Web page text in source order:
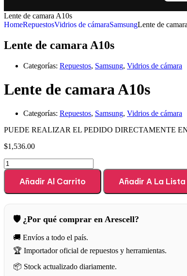
Lente de camara A10s
HomeRepuestosVidrios de cámaraSamsungLente de
Lente de camara A10s
Categorías: Repuestos, Samsung, Vidrios de cámara
Lente de camara A10s
Categorías: Repuestos, Samsung, Vidrios de cámara
PUEDE REALIZAR EL PEDIDO DIRECTAMENTE
$1,536.00
Añadir Al Carrito Añadir A La Lista
🛡️ ¿Por qué comprar en Arescell?
🚚 Envíos a todo el país.
🏆 Importador oficial de repuestos y herramientas.
📦 Stock actualizado diariamente.